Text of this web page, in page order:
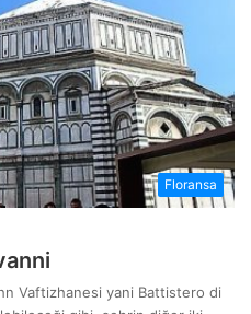
Floransa
Vaftizhanesi yani Battistero di